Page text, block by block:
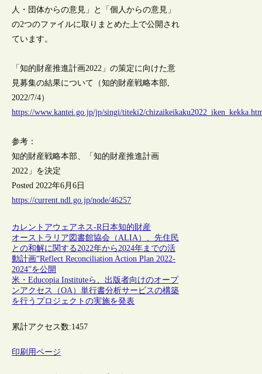
人・団体からの意見」と「個人からの意見」
の2つのファイルに取りまとめた上で公開され
ています。
「知的財産推進計画2022」の策定に向けた意
見募集の結果について（知的財産戦略本部,
2022/7/4）
https://www.kantei.go.jp/jp/singi/titeki2/
参考：
知的財産戦略本部、「知的財産推進計画
2022」を決定
Posted 2022年6月6日
https://current.ndl.go.jp/node/46257
カレントアウェアネス-R日本知的財産
オーストラリア図書館協会（ALIA）、先住民
との和解に関する2022年から2024年までの活
動計画“Reflect Reconciliation Action Plan 2022-
2024”を公開
米・Educopia Instituteら、出版者向けのオープ
ンアクセス（OA）単行書分析サービスの構築
を行うプロジェクトの実施を発表
累計アクセス数:1457
印刷用ページ